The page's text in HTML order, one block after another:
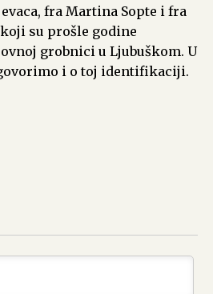
fra Martina Sopte i fra
su prošle godine
grobnici u Ljubuškom. U
i o toj identifikaciji.